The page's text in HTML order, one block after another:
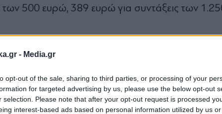
- Media.gr
opt-out of the sale, sharing to third parties, or processing of your
for targeted advertising by us, please use the below opt-out
selection. Please note that after your opt-out request is processed
interest-based ads based on personal information utilized by us
των 500 ευρώ, 389 ευρώ για συντάξεις των
Προϋπολογισμό του 2027 θα προβλέπεται η
που έχουν υπόλοιπο από την
προσωπικής διαφοράς κατά το ήμισυ και
παίρνουν ολόκληρη την αύξηση στη
να καταβάλλεται ως ξεχωριστό από